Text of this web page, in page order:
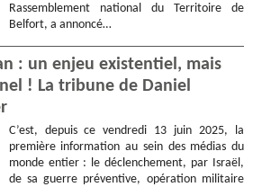
Rassemblement national du Territoire de
Belfort, a annoncé…
: un enjeu existentiel, mais
! La tribune de Daniel
C’est, depuis ce vendredi 13 juin 2025, la
première information au sein des médias du
monde entier : le déclenchement, par Israël,
de sa guerre préventive, opération militaire